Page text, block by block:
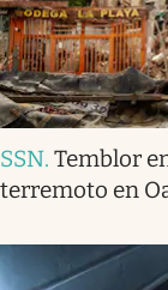
SSN. Temblor
terremoto en